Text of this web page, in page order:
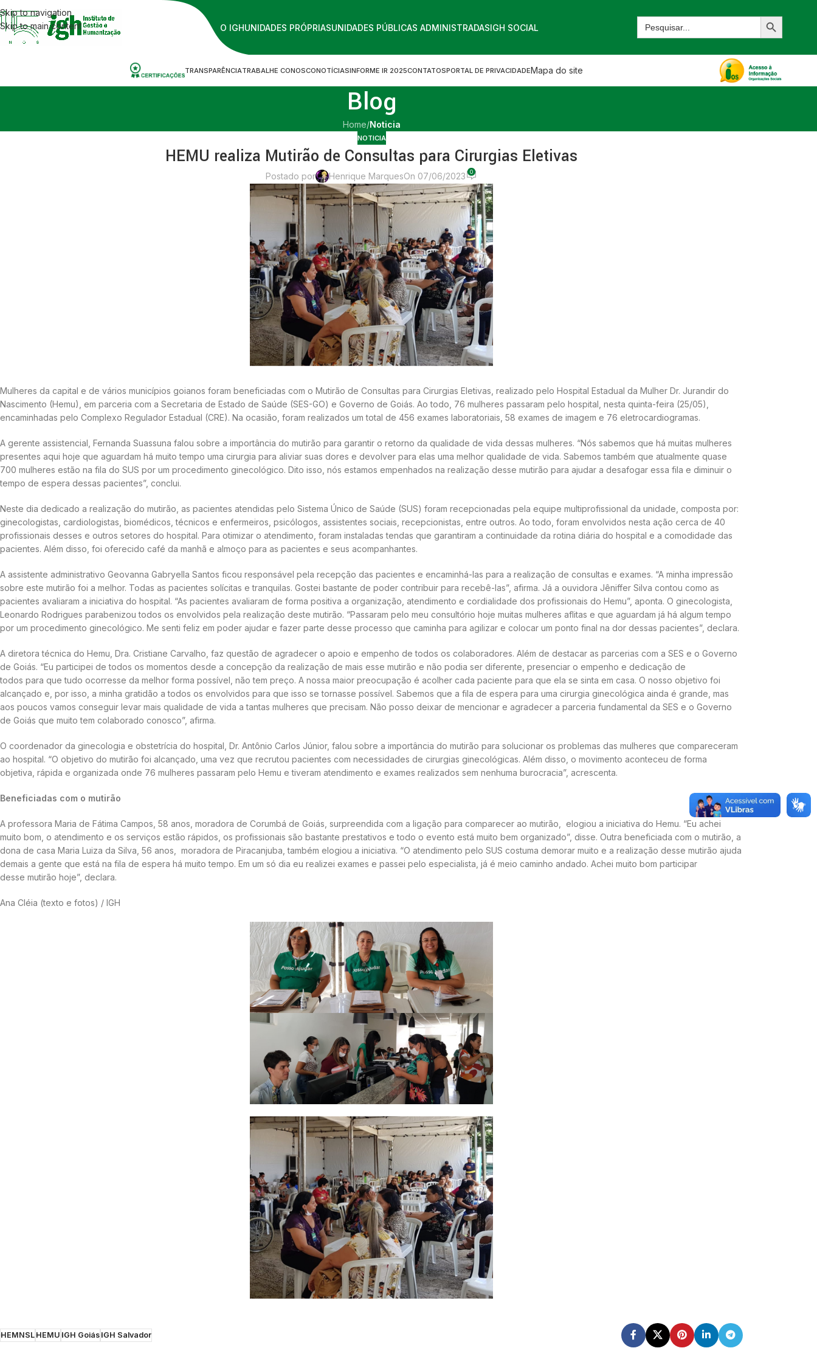
Skip to navigation
Skip to main content
O IGHUNIDADES PRÓPRIASUNIDADES PÚBLICAS ADMINISTRADASIGH SOCIAL
TRANSPARÊNCIATRABALHE CONOSCONOTÍCIASINFORME IR 2025CONTATOSPORTAL DE PRIVACIDADEMapa do site
Blog
Home/Noticia
NOTICIA
HEMU realiza Mutirão de Consultas para Cirurgias Eletivas
Postado por Henrique MarquesOn 07/06/2023 0
Mulheres da capital e de vários municípios goianos foram beneficiadas com o Mutirão de Consultas para Cirurgias Eletivas, realizado pelo Hospital Estadual da Mulher Dr. Jurandir do
Nascimento (Hemu), em parceria com a Secretaria de Estado de Saúde (SES-GO) e Governo de Goiás. Ao todo, 76 mulheres passaram pelo hospital, nesta quinta-feira (25/05),
encaminhadas pelo Complexo Regulador Estadual (CRE). Na ocasião, foram realizados um total de 456 exames laboratoriais, 58 exames de imagem e 76 eletrocardiogramas.
A gerente assistencial, Fernanda Suassuna falou sobre a importância do mutirão para garantir o retorno da qualidade de vida dessas mulheres. “Nós sabemos que há muitas mulheres
presentes aqui hoje que aguardam há muito tempo uma cirurgia para aliviar suas dores e devolver para elas uma melhor qualidade de vida. Sabemos também que atualmente quase
700 mulheres estão na fila do SUS por um procedimento ginecológico. Dito isso, nós estamos empenhados na realização desse mutirão para ajudar a desafogar essa fila e diminuir o
tempo de espera dessas pacientes”, conclui.
Neste dia dedicado a realização do mutirão, as pacientes atendidas pelo Sistema Único de Saúde (SUS) foram recepcionadas pela equipe multiprofissional da unidade, composta por:
ginecologistas, cardiologistas, biomédicos, técnicos e enfermeiros, psicólogos, assistentes sociais, recepcionistas, entre outros. Ao todo, foram envolvidos nesta ação cerca de 40
profissionais desses e outros setores do hospital. Para otimizar o atendimento, foram instaladas tendas que garantiram a continuidade da rotina diária do hospital e a comodidade das
pacientes. Além disso, foi oferecido café da manhã e almoço para as pacientes e seus acompanhantes.
A assistente administrativo Geovanna Gabryella Santos ficou responsável pela recepção das pacientes e encaminhá-las para a realização de consultas e exames. “A minha impressão
sobre este mutirão foi a melhor. Todas as pacientes solícitas e tranquilas. Gostei bastante de poder contribuir para recebê-las”, afirma. Já a ouvidora Jêniffer Silva contou como as
pacientes avaliaram a iniciativa do hospital. “As pacientes avaliaram de forma positiva a organização, atendimento e cordialidade dos profissionais do Hemu”, aponta. O ginecologista,
Leonardo Rodrigues parabenizou todos os envolvidos pela realização deste mutirão. “Passaram pelo meu consultório hoje muitas mulheres aflitas e que aguardam já há algum tempo
por um procedimento ginecológico. Me senti feliz em poder ajudar e fazer parte desse processo que caminha para agilizar e colocar um ponto final na dor dessas pacientes”, declara.
A diretora técnica do Hemu, Dra. Cristiane Carvalho, faz questão de agradecer o apoio e empenho de todos os colaboradores. Além de destacar as parcerias com a SES e o Governo
de Goiás. “Eu participei de todos os momentos desde a concepção da realização de mais esse mutirão e não podia ser diferente, presenciar o empenho e dedicação de
todos para que tudo ocorresse da melhor forma possível, não tem preço. A nossa maior preocupação é acolher cada paciente para que ela se sinta em casa. O nosso objetivo foi
alcançado e, por isso, a minha gratidão a todos os envolvidos para que isso se tornasse possível. Sabemos que a fila de espera para uma cirurgia ginecológica ainda é grande, mas
aos poucos vamos conseguir levar mais qualidade de vida a tantas mulheres que precisam. Não posso deixar de mencionar e agradecer a parceria fundamental da SES e o Governo
de Goiás que muito tem colaborado conosco”, afirma.
O coordenador da ginecologia e obstetrícia do hospital, Dr. Antônio Carlos Júnior, falou sobre a importância do mutirão para solucionar os problemas das mulheres que compareceram
ao hospital. “O objetivo do mutirão foi alcançado, uma vez que recrutou pacientes com necessidades de cirurgias ginecológicas. Além disso, o movimento aconteceu de forma
objetiva, rápida e organizada onde 76 mulheres passaram pelo Hemu e tiveram atendimento e exames realizados sem nenhuma burocracia”, acrescenta.
Beneficiadas com o mutirão
A professora Maria de Fátima Campos, 58 anos, moradora de Corumbá de Goiás, surpreendida com a ligação para comparecer ao mutirão, elogiou a iniciativa do Hemu. “Eu achei
muito bom, o atendimento e os serviços estão rápidos, os profissionais são bastante prestativos e todo o evento está muito bem organizado”, disse. Outra beneficiada com o mutirão, a
dona de casa Maria Luiza da Silva, 56 anos, moradora de Piracanjuba, também elogiou a iniciativa. “O atendimento pelo SUS costuma demorar muito e a realização desse mutirão ajuda
demais a gente que está na fila de espera há muito tempo. Em um só dia eu realizei exames e passei pelo especialista, já é meio caminho andado. Achei muito bom participar
desse mutirão hoje”, declara.
Ana Cléia (texto e fotos) / IGH
HEMNSLHEMU IGH GoiásIGH Salvador